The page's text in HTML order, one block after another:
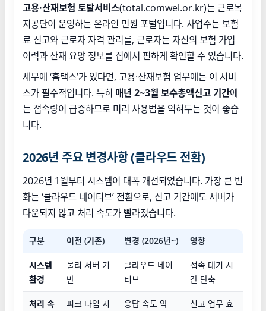
고용·산재보험 토탈서비스(total.comwel.or.kr)는 근로복
지공단이 운영하는 온라인 민원 포털입니다. 사업주는 보험
료 신고와 근로자 자격 관리를, 근로자는 자신의 보험 가입
이력과 산재 요양 정보를 집에서 편하게 확인할 수 있습니다.
세무에 ‘홈택스’가 있다면, 고용·산재보험 업무에는 이 서비
스가 필수적입니다. 특히 매년 2~3월 보수총액신고 기간에
는 접속량이 급증하므로 미리 사용법을 익혀두는 것이 좋습
니다.
2026년 주요 변경사항 (클라우드 전환)
2026년 1월부터 시스템이 대폭 개선되었습니다. 가장 큰 변
화는 ‘클라우드 네이티브’ 전환으로, 신고 기간에도 서버가
다운되지 않고 처리 속도가 빨라졌습니다.
구분 이전 (기존) 변경 (2026년~) 영향
시스템
환경
물리 서버 기
반
클라우드 네이
티브
접속 대기 시
간 단축
처리 속
피크 타임 지
응답 속도 약
신고 업무 효